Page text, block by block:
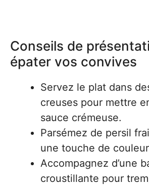
Conseils de
épater vos convives
Servez le plat dans
creuses pour mettre
sauce crémeuse.
Parsémez de persil
une touche de
Accompagnez d’une
croustillante pour